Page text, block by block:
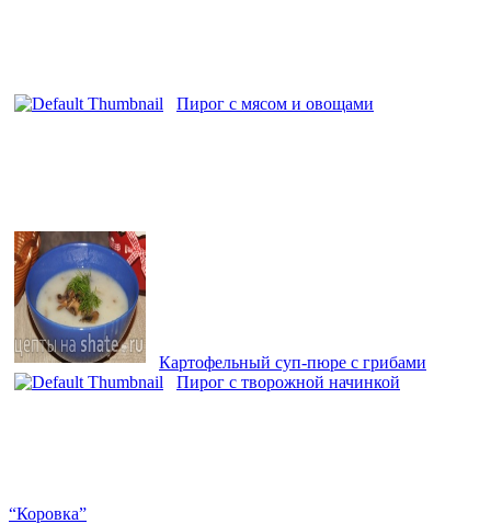
Пирог с мясом и овощами
Картофельный суп-пюре с грибами
Пирог с творожной начинкой
“Коровка”